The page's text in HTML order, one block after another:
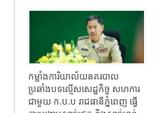
កម្លាំងការិយាល័យនគរបាល
ប្រឆាំងបទល្មើសសេដ្ឋកិច្ច សហការ
ជាមួយ ក.ប.ប រាជធានីភ្នំពេញ ធ្វើ